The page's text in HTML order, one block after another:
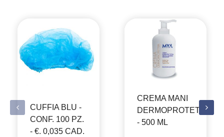
CUFFIA BLU -
CONF. 100 PZ.
- €. 0,035 CAD.
CREMA MANI
DERMOPROTETTIVA
- 500 ML